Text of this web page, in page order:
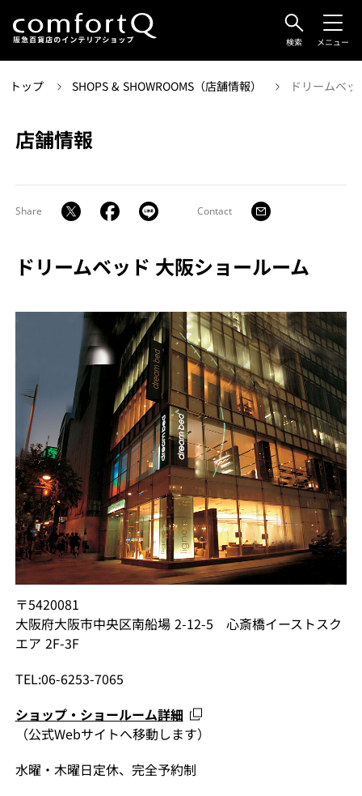
検索 メニュー
トップ SHOPS & SHOWROOMS（店舗情報） ドリームベ
店舗情報
Share Contact
ドリームベッド 大阪ショールーム
〒5420081
大阪府大阪市中央区南船場 2-12-5 心斎橋イーストスク
エア 2F-3F
TEL:06-6253-7065
ショップ・ショールーム詳細
（公式Webサイトへ移動します）
水曜・木曜日定休、完全予約制